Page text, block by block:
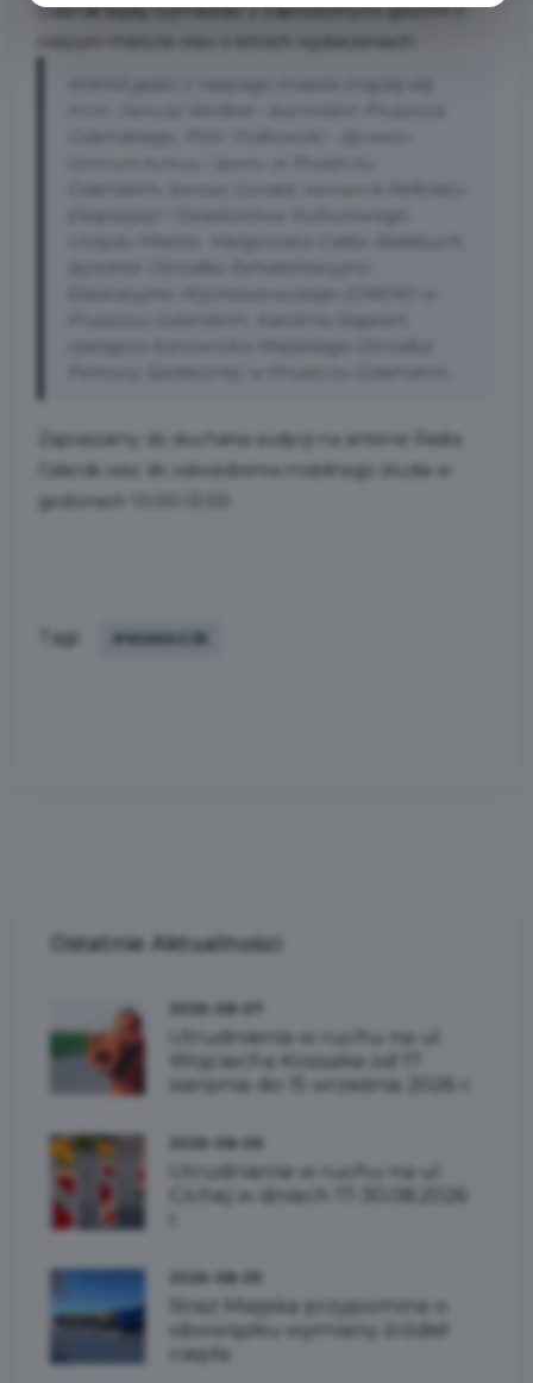
Gdańsk będą rozmawiać z zaproszonymi gośćmi o
Zapraszamy do słuchania audycji na antenie Radia
Gdańsk oraz do odwiedzenia mobilnego studia w
godzinach 10:00-13:00.
Tagi: #WAKACJE
Ostatnie Aktualności
Utrudnienia w ruchu na ul.
Wojciecha Kossaka od 17
sierpnia do 15 września 2026 r.
Utrudnienia w ruchu na ul.
Cichej w dniach 17-30.08.2026
Straż Miejska przypomina o
obowiązku wymiany źródeł
ciepła